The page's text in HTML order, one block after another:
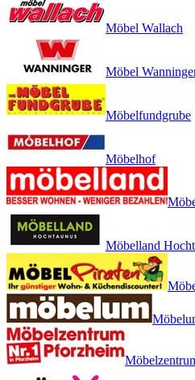
Möbel Wallach
Möbel
Möbelfundgrube
Möbelhof
Möbelland